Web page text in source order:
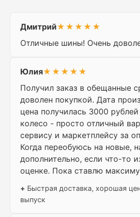
Дмитрий★★★★★
Отличные шины! Очень
Юлия★★★★★
Получил заказ в обещанные
доволен покупкой. Дата
цена получилась 3000
колесо - просто отличный
сервису и маркетплейсу за
Когда переобуюсь на новые,
дополнительно, если что-то
оценке. Пока ставлю
+ Быстрая доставка, хорошая
выпуск